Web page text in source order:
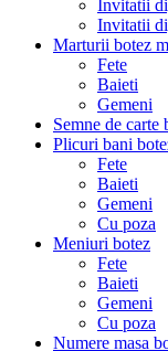
Invitatii
Invitatii
Marturii botez
Fete
Baieti
Gemeni
Semne de carte
Plicuri bani
Fete
Baieti
Gemeni
Cu poza
Meniuri botez
Fete
Baieti
Gemeni
Cu poza
Numere masa